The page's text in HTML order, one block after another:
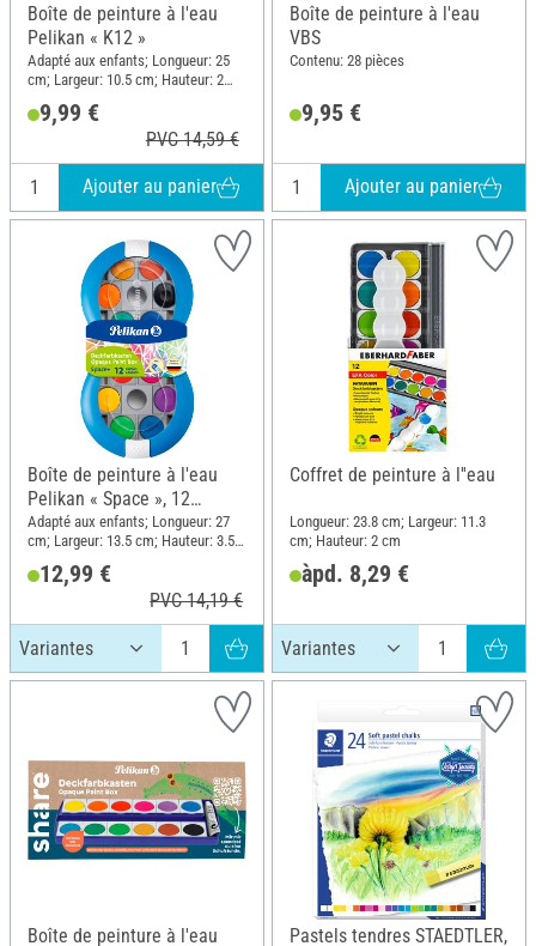
Boîte de peinture à l'eau
Pelikan « K12 »
Adapté aux enfants; Longueur: 25
cm; Largeur: 10.5 cm; Hauteur: 2
9,99 €
PVC 14,59 €
Ajouter au panier
Boîte de peinture à l'eau
VBS
Contenu: 28 pièces
9,95 €
Ajouter au panier
Boîte de peinture à l'eau
Pelikan « Space », 12
couleurs
Adapté aux enfants; Longueur: 27
cm; Largeur: 13.5 cm; Hauteur: 3.5
12,99 €
PVC 14,19 €
Coffret de peinture à l''eau
Longueur: 23.8 cm; Largeur: 11.3
cm; Hauteur: 2 cm
àpd. 8,29 €
Boîte de peinture à l'eau Pastels tendres STAEDTLER,